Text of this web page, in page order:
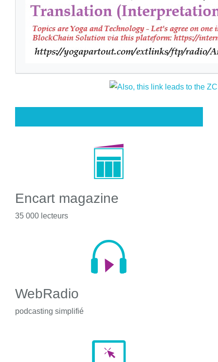
Encart magazine
35 000 lecteurs
WebRadio
podcasting simplifié